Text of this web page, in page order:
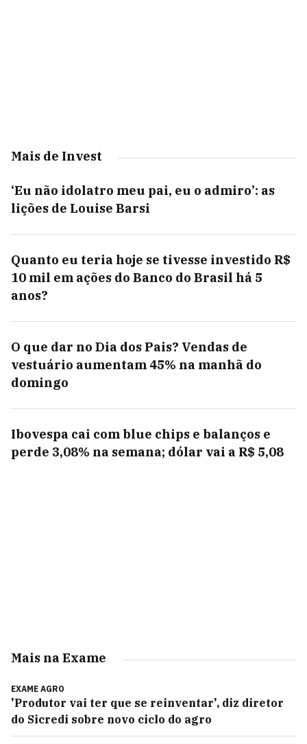
Mais de Invest
‘Eu não idolatro meu pai, eu o admiro’: as
lições de Louise Barsi
Quanto eu teria hoje se tivesse investido R$
10 mil em ações do Banco do Brasil há 5
anos?
O que dar no Dia dos Pais? Vendas de
vestuário aumentam 45% na manhã do
domingo
Ibovespa cai com blue chips e balanços e
perde 3,08% na semana; dólar vai a R$ 5,08
Mais na Exame
EXAME AGRO
'Produtor vai ter que se reinventar', diz diretor
do Sicredi sobre novo ciclo do agro